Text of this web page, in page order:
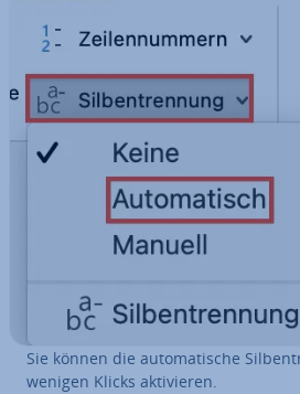
Sie können die au­to­ma­ti­sche
wenigen Klicks ak­ti­vie­ren.